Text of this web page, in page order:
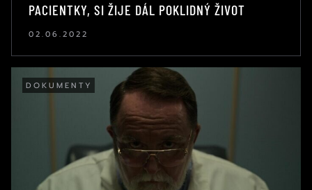
PACIENTKY, SI ŽIJE DÁL POKLIDNÝ ŽIVOT
02.06.2022
DOKUMENTY